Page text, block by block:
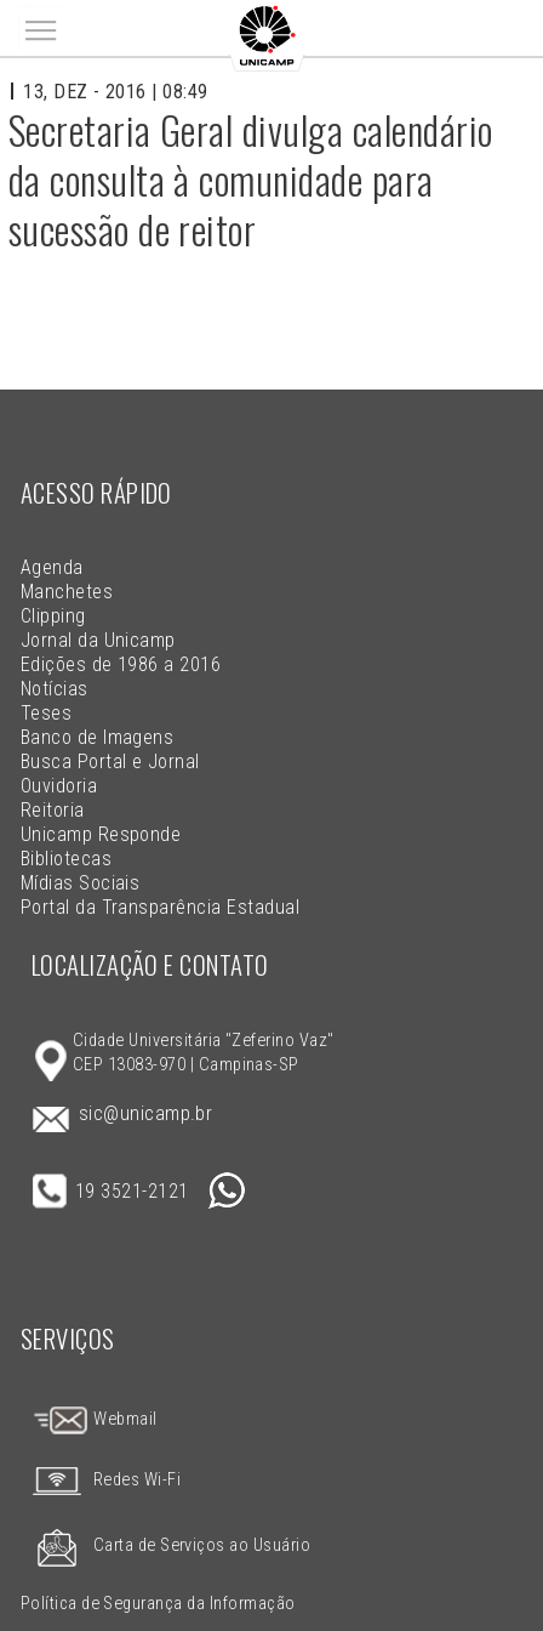
Main menu
13, DEZ - 2016 | 08:49
Secretaria Geral divulga calendário
da consulta à comunidade para
sucessão de reitor
ACESSO RÁPIDO
Agenda
Manchetes
Clipping
Jornal da Unicamp
Edições de 1986 a 2016
Notícias
Teses
Banco de Imagens
Busca Portal e Jornal
Ouvidoria
Reitoria
Unicamp Responde
Bibliotecas
Mídias Sociais
Portal da Transparência Estadual
LOCALIZAÇÃO E CONTATO
Cidade Universitária "Zeferino Vaz"
CEP 13083-970 | Campinas-SP
sic@unicamp.br
19 3521-2121
SERVIÇOS
Webmail
Redes Wi-Fi
Carta de Serviços ao Usuário
Política de Segurança da Informação